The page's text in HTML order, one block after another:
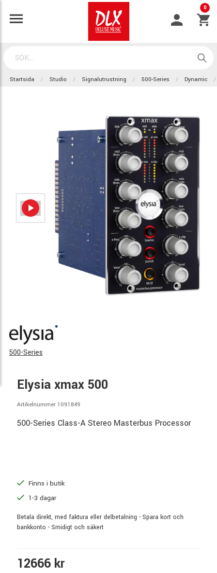
0
Startsida Studio Signalutrustning 500-Series Dynamic
500-Series
Elysia xmax 500
Artikelnummer 1091849
500-Series Class-A Stereo Masterbus Processor
Finns i butik
1-3 dagar
Betala direkt, med faktura eller delbetalning - Spara kort och
bankkonto - Smidigt och säkert
12666 kr